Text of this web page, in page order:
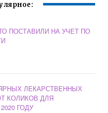
ПОСТАВИЛИ НА УЧЕТ ПО
ЛЕКАРСТВЕННЫХ
КОЛИКОВ ДЛЯ
ГОДУ